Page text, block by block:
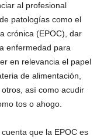
al profesional
patologías como el
crónica (EPOC), dar
enfermedad para
en relevancia el papel
de alimentación,
así como acudir
tos o ahogo.
que la EPOC es